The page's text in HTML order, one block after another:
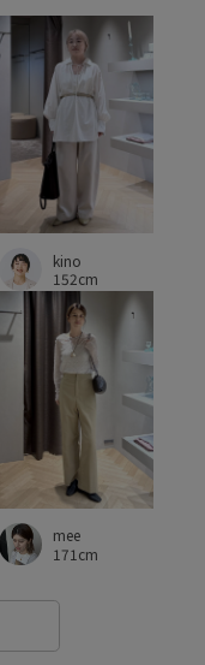
イン性
ストデザイン
ニットカーディガン
スリーブ
ランスが取りやすい
ーム感
ラグランスリーブ
ワイドパンツ
上品 伸縮性
合わせやすい
適 快適な着心地
柔らかい肌触り
穿き心地が良い
kino
152cm
mee
171cm